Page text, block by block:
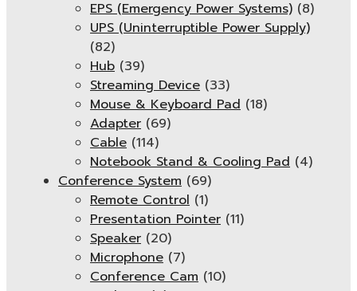
EPS (Emergency Power Systems) (8)
UPS (Uninterruptible Power Supply)
(82)
Hub (39)
Streaming Device (33)
Mouse & Keyboard Pad (18)
Adapter (69)
Cable (114)
Notebook Stand & Cooling Pad (4)
Conference System (69)
Remote Control (1)
Presentation Pointer (11)
Speaker (20)
Microphone (7)
Conference Cam (10)